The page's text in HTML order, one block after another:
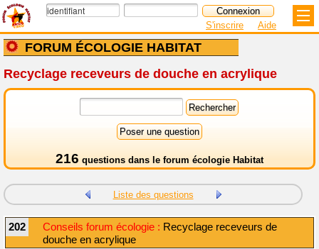
FORUM ÉCOLOGIE HABITAT
S'inscrire Aide
Recyclage receveurs de douche en acrylique
216 questions dans le forum écologie Habitat
Liste des questions
202 Conseils forum écologie : Recyclage receveurs de
douche en acrylique